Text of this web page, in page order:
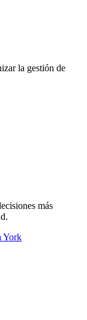
la gestión de
más
York